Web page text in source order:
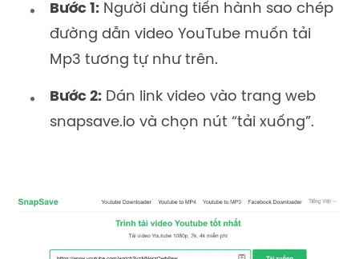
Bước 1: Người dùng tiến hành sao chép
đường dẫn video YouTube muốn tải
Mp3 tương tự như trên.
Bước 2: Dán link video vào trang web
snapsave.io và chọn nút “tải xuống”.